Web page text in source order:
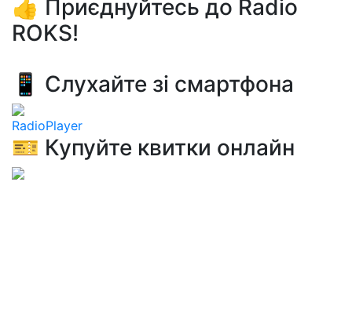
👍 Приєднуйтесь до Radio
ROKS!
📱 Слухайте зі смартфона
RadioPlayer
🎫 Купуйте квитки онлайн